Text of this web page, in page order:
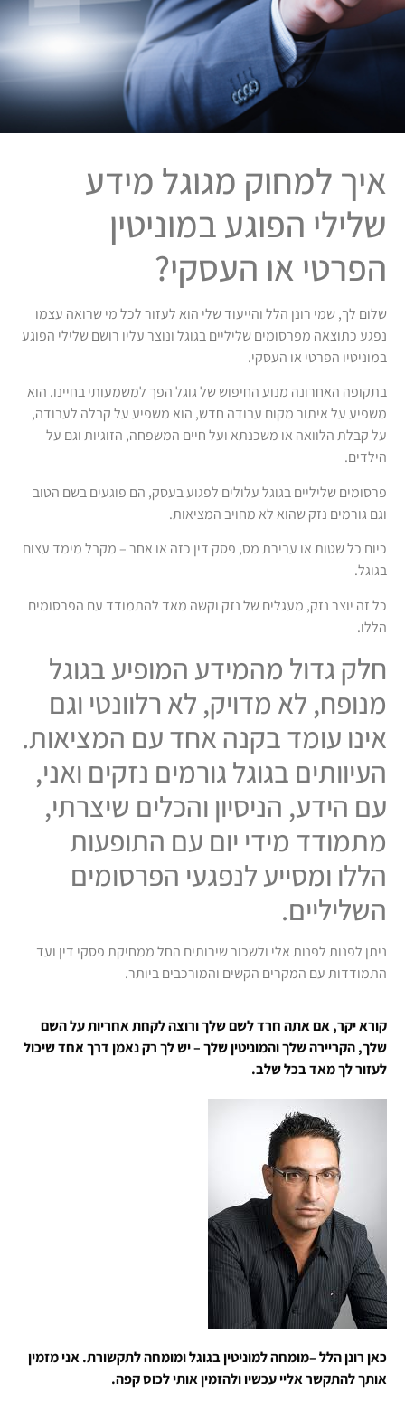
איך למחוק מגוגל מידע
שלילי הפוגע במוניטין
הפרטי או העסקי?
שלום לך, שמי רונן הלל והייעוד שלי הוא לעזור לכל מי שרואה עצמו
נפגע כתוצאה מפרסומים שליליים בגוגל ונוצר עליו רושם שלילי הפוגע
במוניטיו הפרטי או העסקי.
בתקופה האחרונה מנוע החיפוש של גוגל הפך למשמעותי בחיינו. הוא
משפיע על איתור מקום עבודה חדש, הוא משפיע על קבלה לעבודה,
על קבלת הלוואה או משכנתא ועל חיים המשפחה, הזוגיות וגם על
הילדים.
פרסומים שליליים בגוגל עלולים לפגוע בעסק, הם פוגעים בשם הטוב
וגם גורמים נזק שהוא לא מחויב המציאות.
כיום כל שטות או עבירת מס, פסק דין כזה או אחר – מקבל מימד עצום
בגוגל.
כל זה יוצר נזק, מעגלים של נזק וקשה מאד להתמודד עם הפרסומים
הללו.
חלק גדול מהמידע המופיע בגוגל
מנופח, לא מדויק, לא רלוונטי וגם
אינו עומד בקנה אחד עם המציאות.
העיוותים בגוגל גורמים נזקים ואני,
עם הידע, הניסיון והכלים שיצרתי,
מתמודד מידי יום עם התופעות
הללו ומסייע לנפגעי הפרסומים
השליליים.
ניתן לפנות לפנות אלי ולשכור שירותים החל ממחיקת פסקי דין ועד
התמודדות עם המקרים הקשים והמורכבים ביותר.
קורא יקר, אם אתה חרד לשם שלך ורוצה לקחת אחריות על השם
שלך, הקריירה שלך והמוניטין שלך – יש לך רק נאמן דרך אחד שיכול
לעזור לך מאד בכל שלב.
כאן רונן הלל –מומחה למוניטין בגוגל ומומחה לתקשורת. אני מזמין
אותך להתקשר אליי עכשיו ולהזמין אותי לכוס קפה.